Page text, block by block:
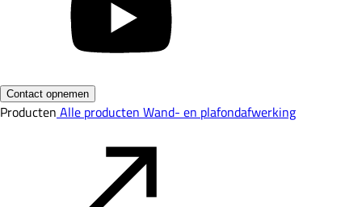
Contact opnemen
Producten Alle producten Wand- en plafondafwerking